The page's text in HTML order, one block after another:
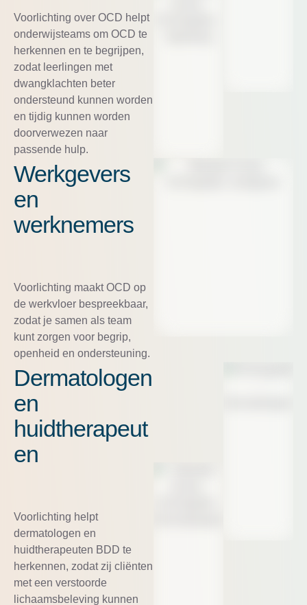
Voorlichting over OCD helpt
onderwijsteams om OCD te
herkennen en te begrijpen,
zodat leerlingen met
dwangklachten beter
ondersteund kunnen worden
en tijdig kunnen worden
doorverwezen naar
passende hulp.
Werkgevers
en
werknemers
Voorlichting maakt OCD op
de werkvloer bespreekbaar,
zodat je samen als team
kunt zorgen voor begrip,
openheid en ondersteuning.
Dermatologen
en
huidtherapeut
en
Voorlichting helpt
dermatologen en
huidtherapeuten BDD te
herkennen, zodat zij cliënten
met een verstoorde
lichaamsbeleving kunnen